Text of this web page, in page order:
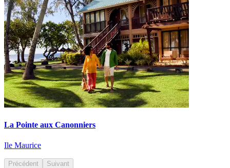
La Pointe aux Canonniers
Ile Maurice
Précédent Suivant